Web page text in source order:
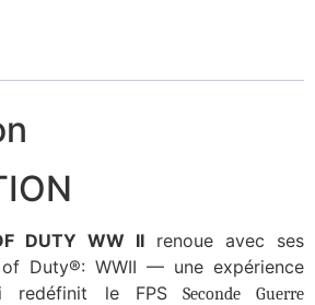
DUTY WW II renoue avec ses
Duty®: WWII — une expérience
redéfinit le FPS
Seconde Guerre